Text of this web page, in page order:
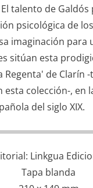
talento de Galdós
psicológica de
imaginación para
sitúan esta
Regenta' de Clarín
esta colección-, en
del siglo XIX.
Linkgua
Tapa blanda